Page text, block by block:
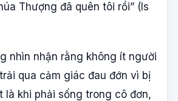
Thượng đã quên tôi rồi” (Is
nhìn nhận rằng không ít người
qua cảm giác đau đớn vì bị
là khi phải sống trong cô đơn,